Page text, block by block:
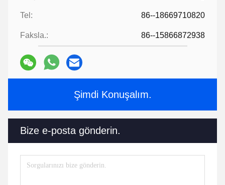
Tel: 86--18669710820
Faksla.: 86--15866872938
Şimdi Konuşalım.
Bize e-posta gönderin.